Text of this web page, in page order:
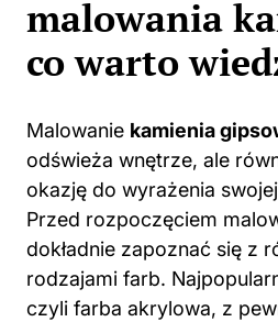
malowania
co warto
Malowanie kamienia
odświeża wnętrze, ale
okazję do wyrażenia
Przed rozpoczęciem
dokładnie zapoznać się z
rodzajami farb.
czyli farba akrylowa, z